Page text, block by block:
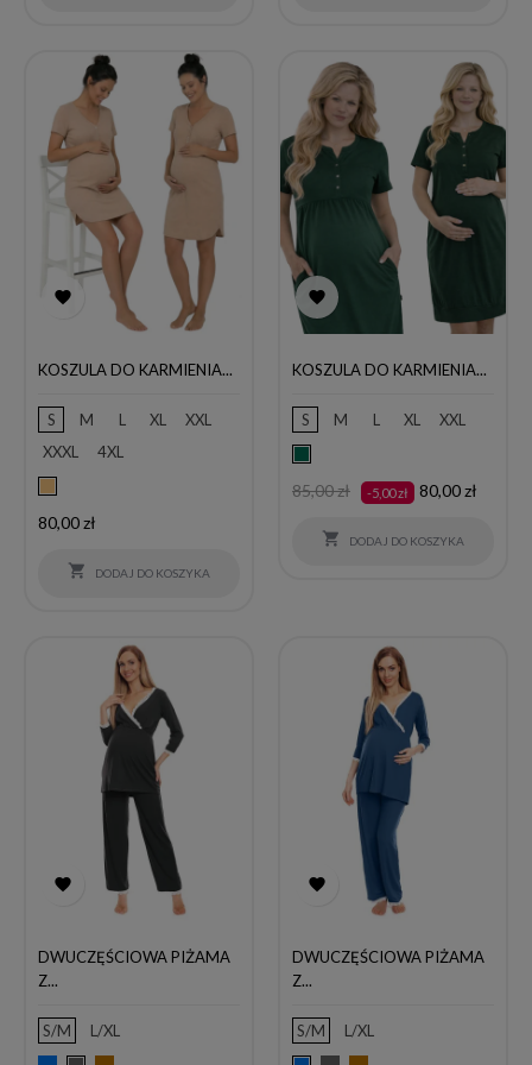

KOSZULA DO KARMIENIA...
S M L XL
XXL
XXXL
4XL
Cena
80,00 zł
 DODAJ DO KOSZYKA

KOSZULA DO KARMIENIA...
S M L XL
XXL
Cena
85,00 zł -5,00 zł Cena
80,00 zł
 DODAJ DO KOSZYKA

DWUCZĘŚCIOWA PIŻAMA
Z...
S/M
L/XL

DWUCZĘŚCIOWA PIŻAMA
Z...
S/M
L/XL